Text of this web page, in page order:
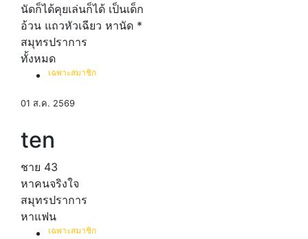
นัดก็ได้คุยเล่นก็ได้ เป็นเด็ก
อ้วน แถวหัวเฉียว หานัด *
สมุทรปราการ
ทั้งหมด
เฉพาะสมาชิก
01 ส.ค. 2569
ten
ชาย 43
หาคนจริงใจ
สมุทรปราการ
หาแฟน
เฉพาะสมาชิก